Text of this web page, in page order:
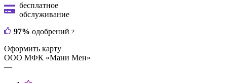
бесплатное
обслуживание
97% одобрений ?
Оформить карту
ООО МФК «Мани Мен»
—